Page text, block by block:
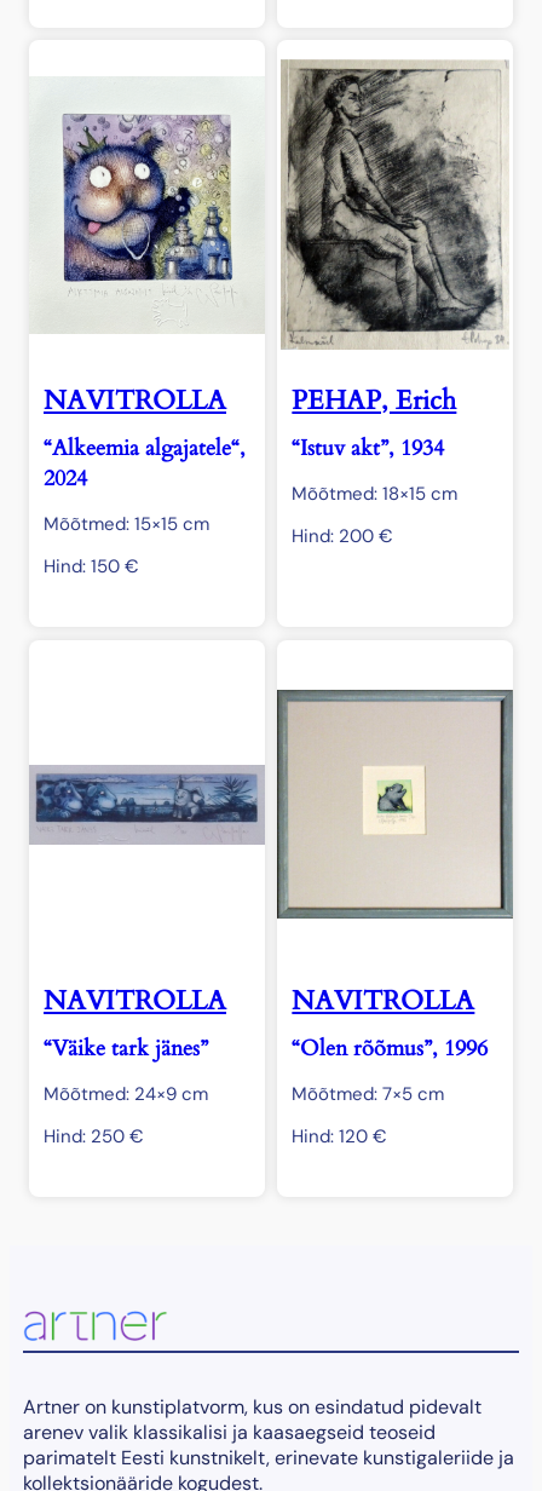
NAVITROLLA
“Alkeemia algajatele“,
2024
Mõõtmed: 15×15 cm
Hind: 150 €
PEHAP, Erich
“Istuv akt”, 1934
Mõõtmed: 18×15 cm
Hind: 200€
NAVITROLLA
“Väike tark jänes”
Mõõtmed: 24×9 cm
Hind: 250 €
NAVITROLLA
“Olen rõõmus”, 1996
Mõõtmed: 7×5 cm
Hind:120€
Artner on kunstiplatvorm, kus on esindatud pidevalt
arenev valik klassikalisi ja kaasaegseid teoseid
parimatelt Eesti kunstnikelt, erinevate kunstigaleriide ja
kollektsionääride kogudest.